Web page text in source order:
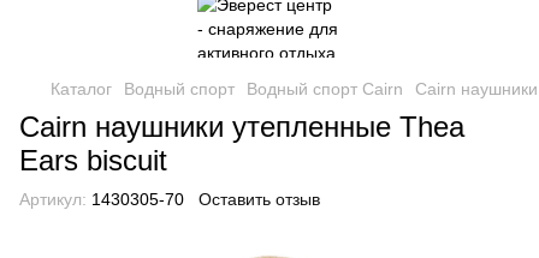
Каталог Водный спорт Водный спорт Cairn Cairn
Cairn наушники утепленные Thea
Ears biscuit
Артикул: 1430305-70 Оставить отзыв